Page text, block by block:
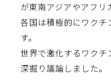
が東南アジアやアフ
各国は積極的にワクチ
す。
世界で激化するワクチ
深掘り議論しました。